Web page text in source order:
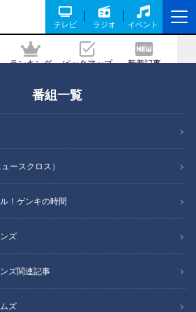
テレビ ラジオ イベント
ランキング ピックアップ 新着記事
番組一覧
ースクロス）
！ゲンキの時間
ズ
ズ関連記事
ズ
てれび #SBS #反省会